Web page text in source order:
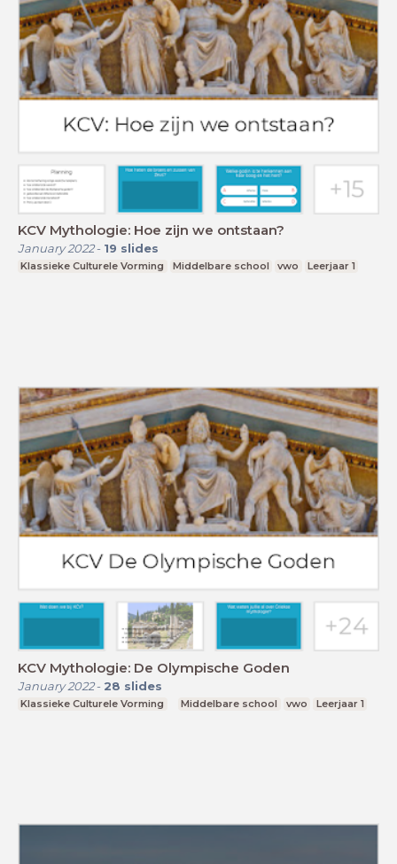
KCV Mythologie: Hoe zijn we ontstaan?
January 2022- 19 slides
Klassieke Culturele Vorming Middelbare school vwo Leerjaar 1
KCV Mythologie: De Olympische Goden
January 2022- 28 slides
Klassieke Culturele Vorming Middelbare school vwo Leerjaar 1